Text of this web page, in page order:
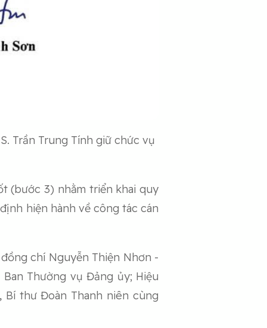
Trần Trung Tính giữ chức vụ
(bước 3) nhằm triển khai quy
hiện hành về công tác cán
chí Nguyễn Thiện Nhơn -
Thường vụ Đảng ủy; Hiệu
Bí thư Đoàn Thanh niên cùng